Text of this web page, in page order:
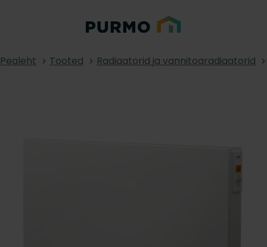
Pealeht Tooted Radiaatorid ja vannitoaradiaatorid